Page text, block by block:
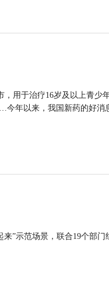
用于治疗16岁及以上青少
年以来，我国新药的好消
”示范场景，联合19个部门